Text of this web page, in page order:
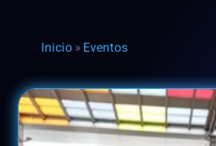
Inicio»Eventos